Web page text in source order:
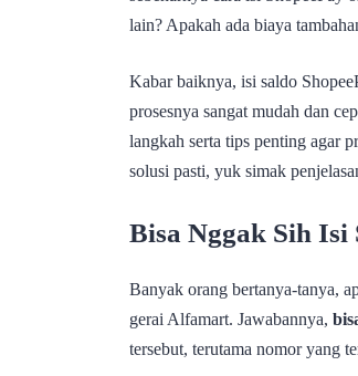
lain? Apakah ada biaya
Kabar baiknya, isi saldo
prosesnya sangat mudah dan
langkah serta tips penting agar
solusi pasti, yuk simak
Bisa Nggak Sih
Banyak orang bertanya-tanya,
gerai Alfamart. Jawabannya,
tersebut, terutama nomor yang